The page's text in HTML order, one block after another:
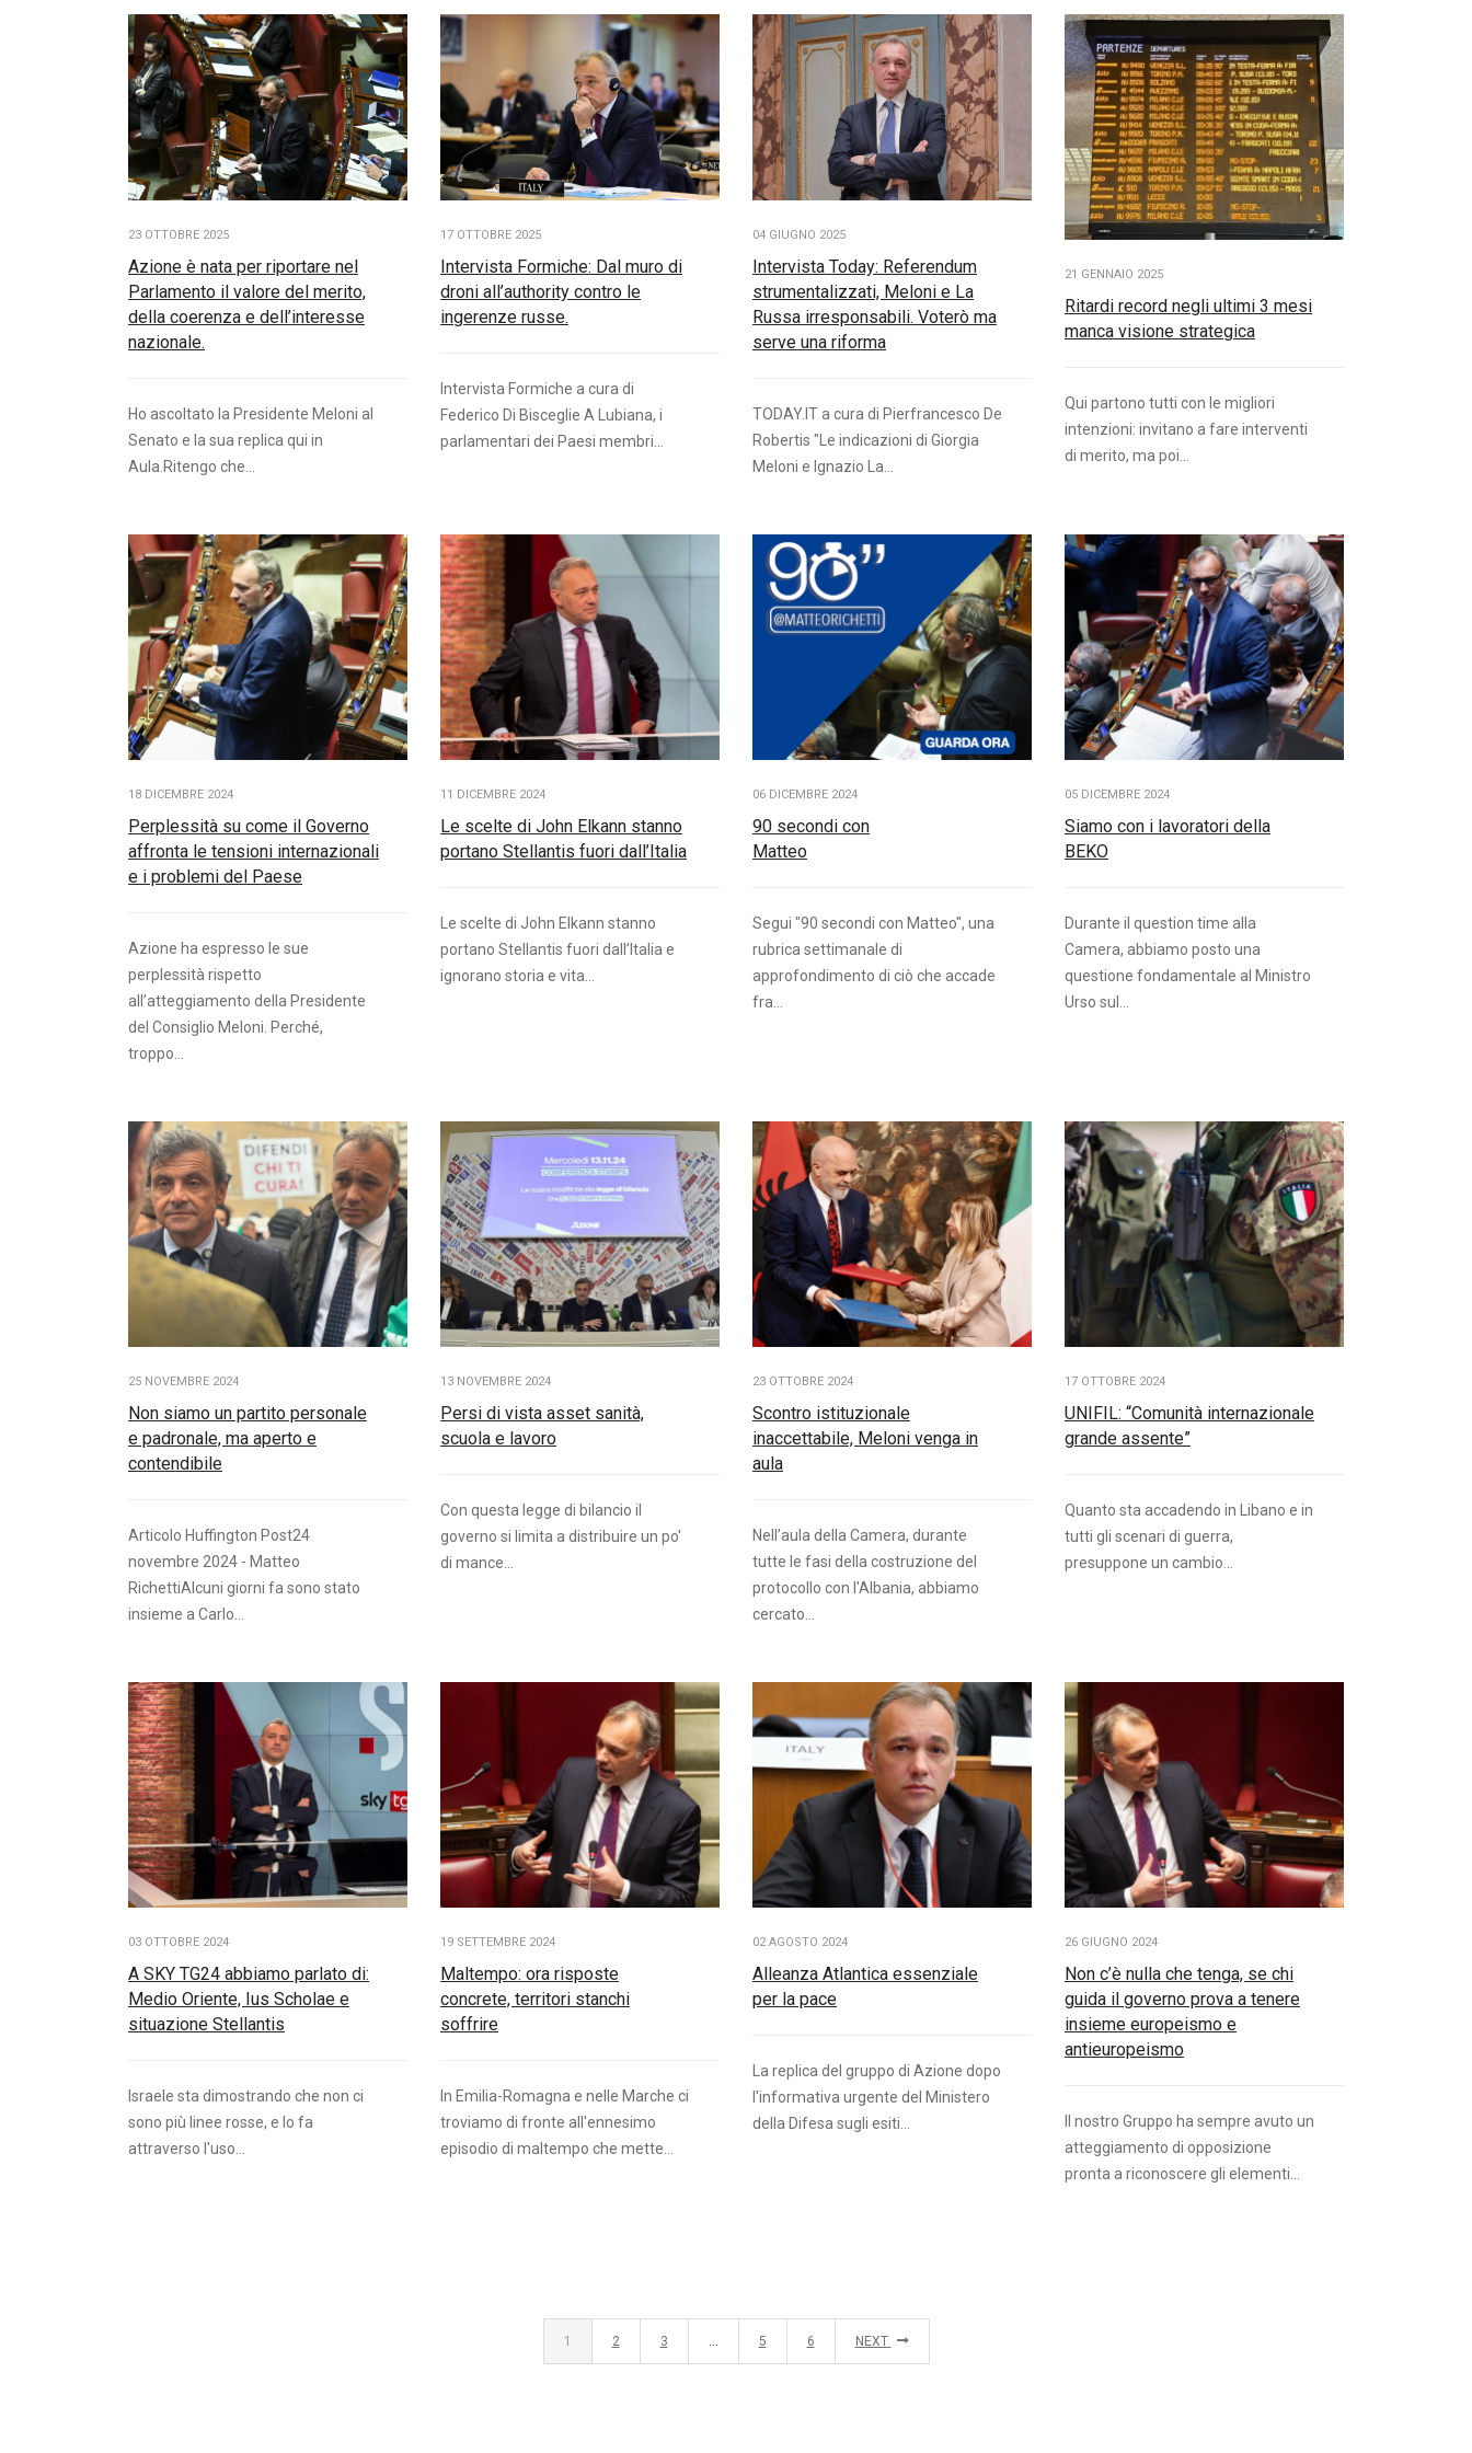
23 OTTOBRE 2025
Azione è nata per riportare nel
Parlamento il valore del merito,
della coerenza e dell’interesse
nazionale.
Ho ascoltato la Presidente Meloni al
Senato e la sua replica qui in
Aula.Ritengo che...
17 OTTOBRE 2025
Intervista Formiche: Dal muro di
droni all’authority contro le
ingerenze russe.
Intervista Formiche a cura di
Federico Di Bisceglie A Lubiana, i
parlamentari dei Paesi membri...
04 GIUGNO 2025
Intervista Today: Referendum
strumentalizzati, Meloni e La
Russa irresponsabili. Voterò ma
serve una riforma
TODAY.IT a cura di Pierfrancesco De
Robertis "Le indicazioni di Giorgia
Meloni e Ignazio La...
21 GENNAIO 2025
Ritardi record negli ultimi 3 mesi
manca visione strategica
Qui partono tutti con le migliori
intenzioni: invitano a fare interventi
di merito, ma poi...
18 DICEMBRE 2024
Perplessità su come il Governo
affronta le tensioni internazionali
e i problemi del Paese
Azione ha espresso le sue
perplessità rispetto
all’atteggiamento della Presidente
del Consiglio Meloni. Perché,
troppo...
11 DICEMBRE 2024
Le scelte di John Elkann stanno
portano Stellantis fuori dall’Italia
Le scelte di John Elkann stanno
portano Stellantis fuori dall’Italia e
ignorano storia e vita...
06 DICEMBRE 2024
90 secondi con
Matteo
Segui "90 secondi con Matteo", una
rubrica settimanale di
approfondimento di ciò che accade
fra...
05 DICEMBRE 2024
Siamo con i lavoratori della
BEKO
Durante il question time alla
Camera, abbiamo posto una
questione fondamentale al Ministro
Urso sul...
25 NOVEMBRE 2024
Non siamo un partito personale
e padronale, ma aperto e
contendibile
Articolo Huffington Post24
novembre 2024 - Matteo
RichettiAlcuni giorni fa sono stato
insieme a Carlo...
13 NOVEMBRE 2024
Persi di vista asset sanità,
scuola e lavoro
Con questa legge di bilancio il
governo si limita a distribuire un po'
di mance...
23 OTTOBRE 2024
Scontro istituzionale
inaccettabile, Meloni venga in
aula
Nell’aula della Camera, durante
tutte le fasi della costruzione del
protocollo con l'Albania, abbiamo
cercato...
17 OTTOBRE 2024
UNIFIL: “Comunità internazionale
grande assente”
Quanto sta accadendo in Libano e in
tutti gli scenari di guerra,
presuppone un cambio...
03 OTTOBRE 2024
A SKY TG24 abbiamo parlato di:
Medio Oriente, Ius Scholae e
situazione Stellantis
Israele sta dimostrando che non ci
sono più linee rosse, e lo fa
attraverso l'uso...
19 SETTEMBRE 2024
Maltempo: ora risposte
concrete, territori stanchi
soffrire
In Emilia-Romagna e nelle Marche ci
troviamo di fronte all'ennesimo
episodio di maltempo che mette...
02 AGOSTO 2024
Alleanza Atlantica essenziale
per la pace
La replica del gruppo di Azione dopo
l'informativa urgente del Ministero
della Difesa sugli esiti...
26 GIUGNO 2024
Non c’è nulla che tenga, se chi
guida il governo prova a tenere
insieme europeismo e
antieuropeismo
Il nostro Gruppo ha sempre avuto un
atteggiamento di opposizione
pronta a riconoscere gli elementi...
1 2 3 … 5 6 NEXT